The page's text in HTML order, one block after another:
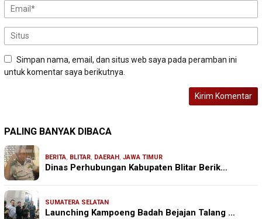
Simpan nama, email, dan situs web saya pada peramban ini
untuk komentar saya berikutnya.
PALING BANYAK DIBACA
BERITA, BLITAR, DAERAH , JAWA TIMUR
Dinas Perhubungan Kabupaten Blitar Berik…
SUMATERA SELATAN
Launching Kampoeng Badah Bejajan Talang …